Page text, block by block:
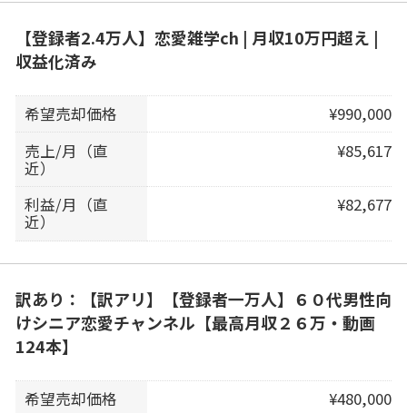
【登録者2.4万人】恋愛雑学ch | 月収10万円超え |
収益化済み
希望売却価格
¥990,000
売上/月（直
近）
¥85,617
利益/月（直
近）
¥82,677
訳あり：【訳アリ】【登録者一万人】６０代男性向
けシニア恋愛チャンネル【最高月収２６万・動画
124本】
希望売却価格
¥480,000